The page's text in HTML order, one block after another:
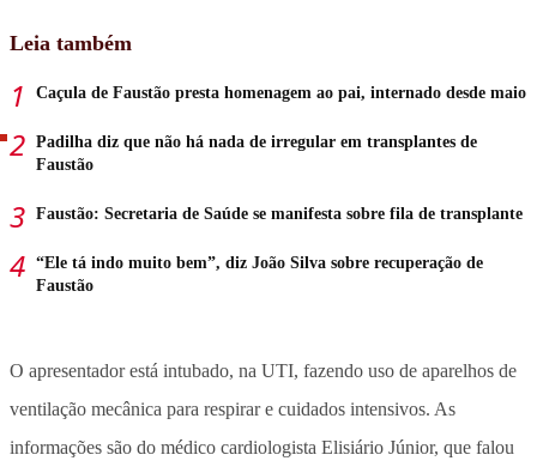
Leia também
Caçula de Faustão presta homenagem ao pai, internado desde maio
Padilha diz que não há nada de irregular em transplantes de
Faustão
Faustão: Secretaria de Saúde se manifesta sobre fila de transplante
“Ele tá indo muito bem”, diz João Silva sobre recuperação de
Faustão
O apresentador está intubado, na UTI, fazendo uso de aparelhos de
ventilação mecânica para respirar e cuidados intensivos. As
informações são do médico cardiologista Elisiário Júnior, que falou